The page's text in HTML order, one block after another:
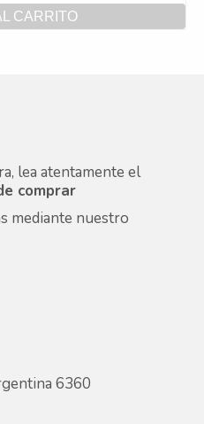
CARRITO
lea atentamente el
comprar
mediante nuestro
6360